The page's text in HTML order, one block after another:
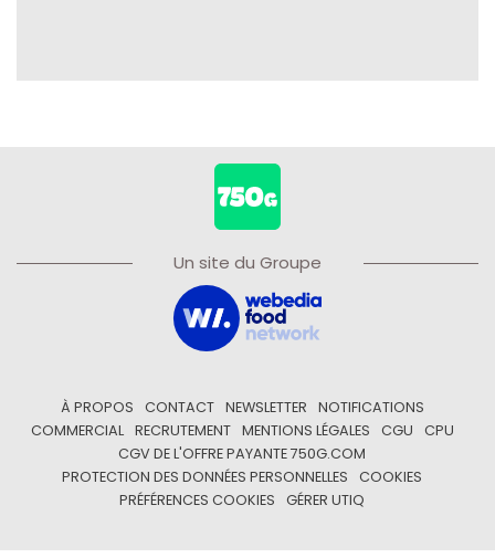
Un site du Groupe
À PROPOS CONTACT NEWSLETTER
NOTIFICATIONS
COMMERCIAL
RECRUTEMENT MENTIONS LÉGALES CGU
CPU
CGV DE L'OFFRE PAYANTE 750G.COM
PROTECTION DES DONNÉES PERSONNELLES
COOKIES
PRÉFÉRENCES COOKIES
GÉRER UTIQ